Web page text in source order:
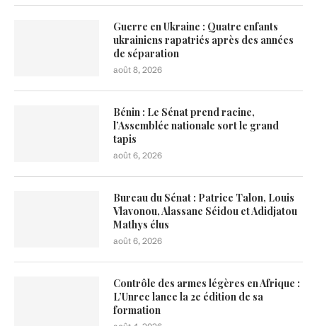
Guerre en Ukraine : Quatre enfants
ukrainiens rapatriés après des années
de séparation
août 8, 2026
Bénin : Le Sénat prend racine,
l’Assemblée nationale sort le grand
tapis
août 6, 2026
Bureau du Sénat : Patrice Talon, Louis
Vlavonou, Alassane Séidou et Adidjatou
Mathys élus
août 6, 2026
Contrôle des armes légères en Afrique :
L’Unrec lance la 2e édition de sa
formation